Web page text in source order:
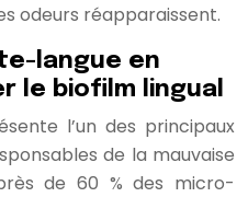
odeurs réapparaissent.
langue en
le biofilm lingual
l’un des principaux
de la mauvaise
de 60 % des micro-